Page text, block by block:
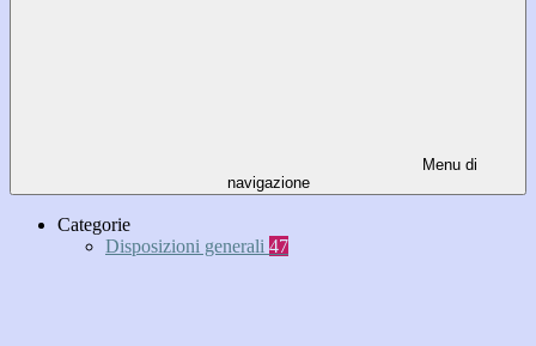
Menu di
navigazione
Categorie
Disposizioni generali 47